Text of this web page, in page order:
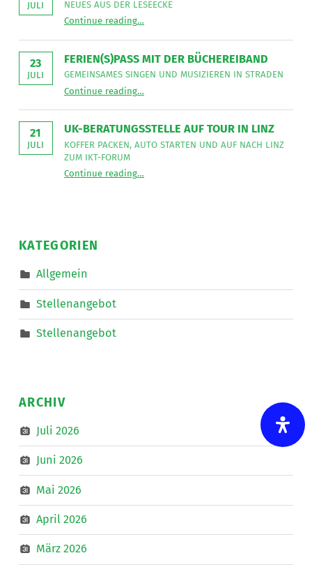
für
die
im
Mobiler
eine*n
Freizeitassistent*in
für
JULI
NEUES AUS DER LESEECKE
Continue readingNeues
der
”
…
23
JULI
FERIEN(S)PASS MIT DER BÜCHEREIBAND
GEMEINSAMES SINGEN UND MUSIZIEREN IN STRADEN
Continue readingGemeinsames
und
in
Straden
”
…
21
JULI
UK-BERATUNGSSTELLE AUF TOUR IN LINZ
KOFFER PACKEN, AUTO STARTEN UND AUF NACH LINZ
ZUM IKT-FORUM
Continue readingUK-Beratungsstelle auf Tour in Linz
Koffer
…
KATEGORIEN
Allgemein
Stellenangebot
Stellenangebot
ARCHIV
Juli 2026
Juni 2026
Mai 2026
April 2026
März 2026